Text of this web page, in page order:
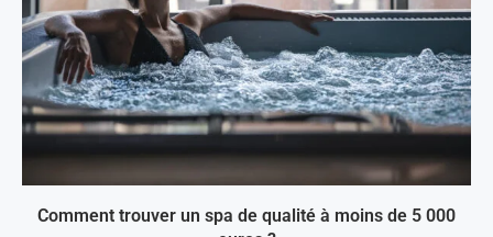
Comment trouver un spa de qualité à moins de 5 000